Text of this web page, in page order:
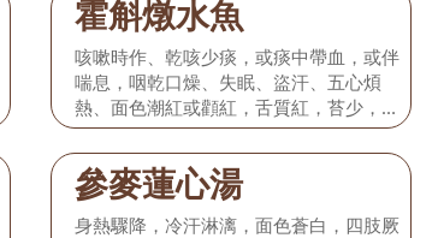
霍斛燉水魚
咳嗽時作、乾咳少痰，或痰中帶血，或伴
喘息，咽乾口燥、失眠、盜汗、五心煩
熱、面色潮紅或顴紅，舌質紅，苔少，脈
細數弱。
參麥蓮心湯
身熱驟降，冷汗淋漓，面色蒼白，四肢厥